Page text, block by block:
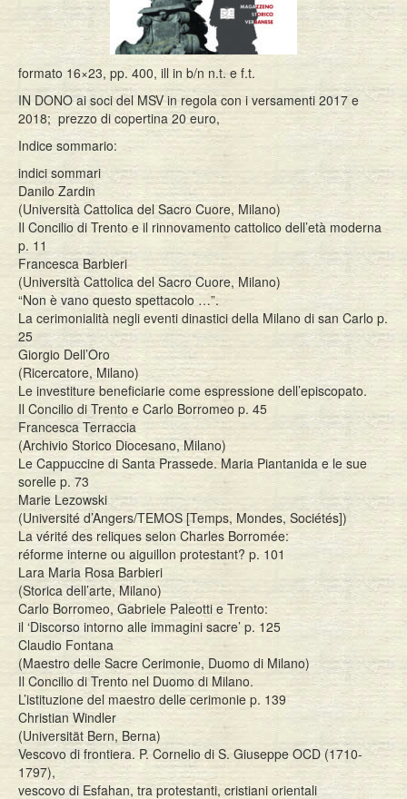
formato 16×23, pp. 400, ill in b/n n.t. e f.t.
IN DONO ai soci del MSV in regola con i versamenti 2017 e
2018; prezzo di copertina 20 euro,
Indice sommario:
indici sommari
Danilo Zardin
(Università Cattolica del Sacro Cuore, Milano)
Il Concilio di Trento e il rinnovamento cattolico dell’età moderna
p. 11
Francesca Barbieri
(Università Cattolica del Sacro Cuore, Milano)
“Non è vano questo spettacolo …”.
La cerimonialità negli eventi dinastici della Milano di san Carlo p.
25
Giorgio Dell’Oro
(Ricercatore, Milano)
Le investiture beneficiarie come espressione dell’episcopato.
Il Concilio di Trento e Carlo Borromeo p. 45
Francesca Terraccia
(Archivio Storico Diocesano, Milano)
Le Cappuccine di Santa Prassede. Maria Piantanida e le sue
sorelle p. 73
Marie Lezowski
(Université d’Angers/TEMOS [Temps, Mondes, Sociétés])
La vérité des reliques selon Charles Borromée:
réforme interne ou aiguillon protestant? p. 101
Lara Maria Rosa Barbieri
(Storica dell’arte, Milano)
Carlo Borromeo, Gabriele Paleotti e Trento:
il ‘Discorso intorno alle immagini sacre’ p. 125
Claudio Fontana
(Maestro delle Sacre Cerimonie, Duomo di Milano)
Il Concilio di Trento nel Duomo di Milano.
L’istituzione del maestro delle cerimonie p. 139
Christian Windler
(Universität Bern, Berna)
Vescovo di frontiera. P. Cornelio di S. Giuseppe OCD (1710-
1797),
vescovo di Esfahan, tra protestanti, cristiani orientali